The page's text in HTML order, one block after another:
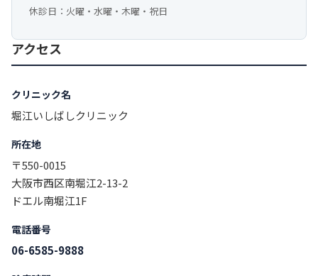
休診日：火曜・水曜・木曜・祝日
アクセス
クリニック名
堀江いしばしクリニック
所在地
〒550-0015
大阪市西区南堀江2-13-2
ドエル南堀江1F
電話番号
06-6585-9888